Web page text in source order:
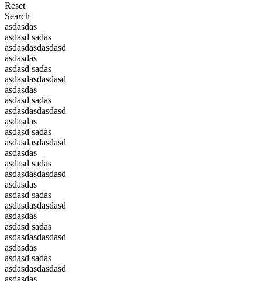
Reset
Search
asdasdas
asdasd sadas
asdasdasdasdasd
asdasdas
asdasd sadas
asdasdasdasdasd
asdasdas
asdasd sadas
asdasdasdasdasd
asdasdas
asdasd sadas
asdasdasdasdasd
asdasdas
asdasd sadas
asdasdasdasdasd
asdasdas
asdasd sadas
asdasdasdasdasd
asdasdas
asdasd sadas
asdasdasdasdasd
asdasdas
asdasd sadas
asdasdasdasdasd
asdasdas